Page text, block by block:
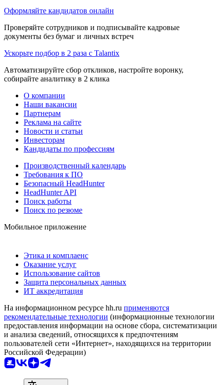
Оформляйте кандидатов онлайн
Проверяйте сотрудников и подписывайте кадровые
документы без бумаг и личных встреч
Ускорьте подбор в 2 раза с Talantix
Автоматизируйте сбор откликов, настройте воронку,
собирайте аналитику в 2 клика
О компании
Наши вакансии
Партнерам
Реклама на сайте
Новости и статьи
Инвесторам
Кандидаты по профессиям
Производственный календарь
Требования к ПО
Безопасный HeadHunter
HeadHunter API
Поиск работы
Поиск по резюме
Мобильное приложение
Этика и комплаенс
Оказание услуг
Использование сайтов
Защита персональных данных
ИТ аккредитация
На информационном ресурсе hh.ru применяются
рекомендательные технологии (информационные технологии
предоставления информации на основе сбора, систематизации
и анализа сведений, относящихся к предпочтениям
пользователей сети «Интернет», находящихся на территории
Российской Федерации)